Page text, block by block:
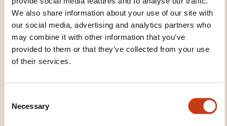
We also share information about your use of our site with
our social media, advertising and analytics partners who
may combine it with other information that you’ve
provided to them or that they’ve collected from your use
of their services.
Necessary
14.09.2026
15.09.2026
Bruxelles
FR 850,00€